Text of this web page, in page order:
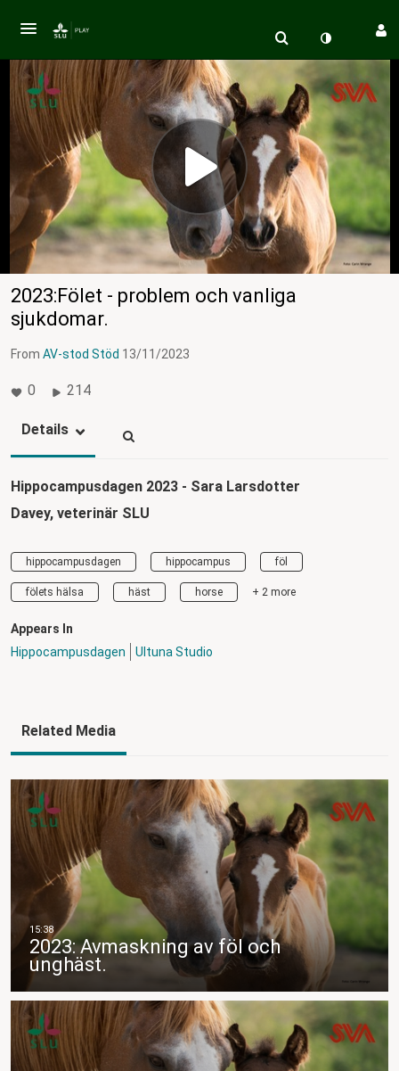
2023:Fölet - problem och vanliga
sjukdomar.
From AV-stod Stöd 13/11/2023
0 214
Details
Hippocampusdagen 2023 - Sara Larsdotter
Davey, veterinär SLU
hippocampusdagen hippocampus föl
fölets hälsa häst horse + 2 more
Appears In
Hippocampusdagen
Ultuna Studio
Related Media
2023: Avmaskning av föl och
unghäst.